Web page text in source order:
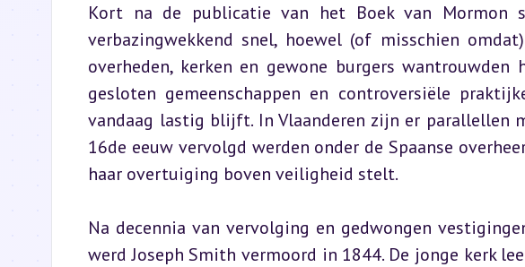
Kort na de publicatie van het Boek van Mormon
verbazingwekkend snel, hoewel (of misschien
overheden, kerken en gewone burgers
gesloten gemeenschappen en controversiële
vandaag lastig blijft. In Vlaanderen zijn er parallellen
16de eeuw vervolgd werden onder de Spaanse
haar overtuiging boven veiligheid stelt.
Na decennia van vervolging en gedwongen
werd Joseph Smith vermoord in 1844. De jonge kerk